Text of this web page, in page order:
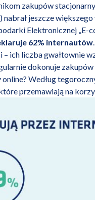
zakupów
jeszcze
Elektronicznej „E-
62% internautów
ich liczba gwałtownie
dokonuje zakupów
Według
przemawiają na